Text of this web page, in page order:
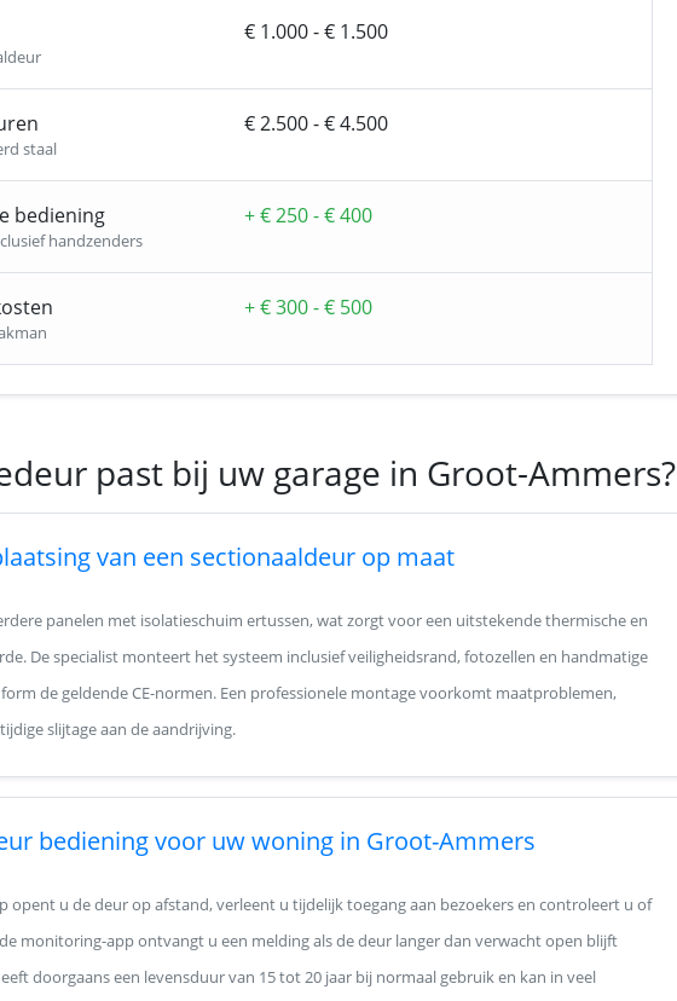
€ 1.000 - € 1.500
staal
€ 2.500 - € 4.500
bediening
handzenders
+ € 250 - € 400
+ € 300 - € 500
past bij uw garage in Groot-Ammers?
van een sectionaaldeur op maat
panelen met isolatieschuim ertussen, wat zorgt voor een uitstekende thermische en
De specialist monteert het systeem inclusief veiligheidsrand, fotozellen en handmatige
de geldende CE-normen. Een professionele montage voorkomt maatproblemen,
slijtage aan de aandrijving.
bediening voor uw woning in Groot-Ammers
opent u de deur op afstand, verleent u tijdelijk toegang aan bezoekers en controleert u of
monitoring-app ontvangt u een melding als de deur langer dan verwacht open blijft
doorgaans een levensduur van 15 tot 20 jaar bij normaal gebruik en kan in veel